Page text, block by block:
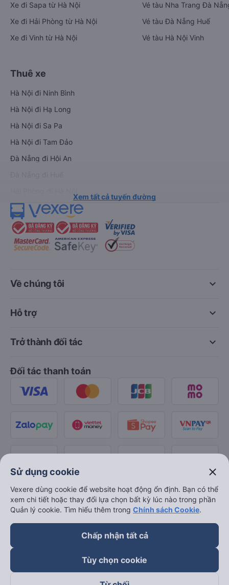
Xe đi Sapa từ Hà Nội
Xe đi Hải Phòng từ Hà Nội
Xe đi Vinh từ Hà Nội
Vé tàu Nha Trang Đà
Vé tàu Đà Nẵng Huế
Vé tàu Hà Nội Vinh
Thuê xe
Hà Nội đi Ninh Bình
Hà Nội đi Hạ Long
Hà Nội đi Sa Pa
Hà Nội đi Tam Đảo
Đà Nẵng đi Hội An
Xem tất cả tuyến đường
keyboard_arrow_down
Về chúng tôi
keyboard_arrow_down
Hỗ trợ
keyboard_arrow_down
Trở thành đối tác
Đối tác thanh toán
Sử dụng cookie close
Vexere dùng cookie để website hoạt động ổn định. Bạn có thể
xem chi tiết hoặc thay đổi lựa chọn bất kỳ lúc nào trong phần
Quản lý cookie. Tìm hiểu thêm trong Chính sách Cookie.
Chấp nhận tất cả
Tùy chọn cookie